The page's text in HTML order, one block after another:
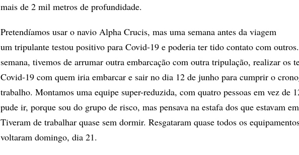
mais de 2 mil metros de profundidade.
Pretendíamos usar o navio Alpha Crucis, mas uma semana antes da viagem
um tripulante testou positivo para Covid-19 e poderia ter tido contato com
semana, tivemos de arrumar outra embarcação com outra tripulação, realizar os
Covid-19 com quem iria embarcar e sair no dia 12 de junho para cumprir o
trabalho. Montamos uma equipe super-reduzida, com quatro pessoas em vez de
pude ir, porque sou do grupo de risco, mas pensava na estafa dos que estavam
Tiveram de trabalhar quase sem dormir. Resgataram quase todos os
voltaram domingo, dia 21.